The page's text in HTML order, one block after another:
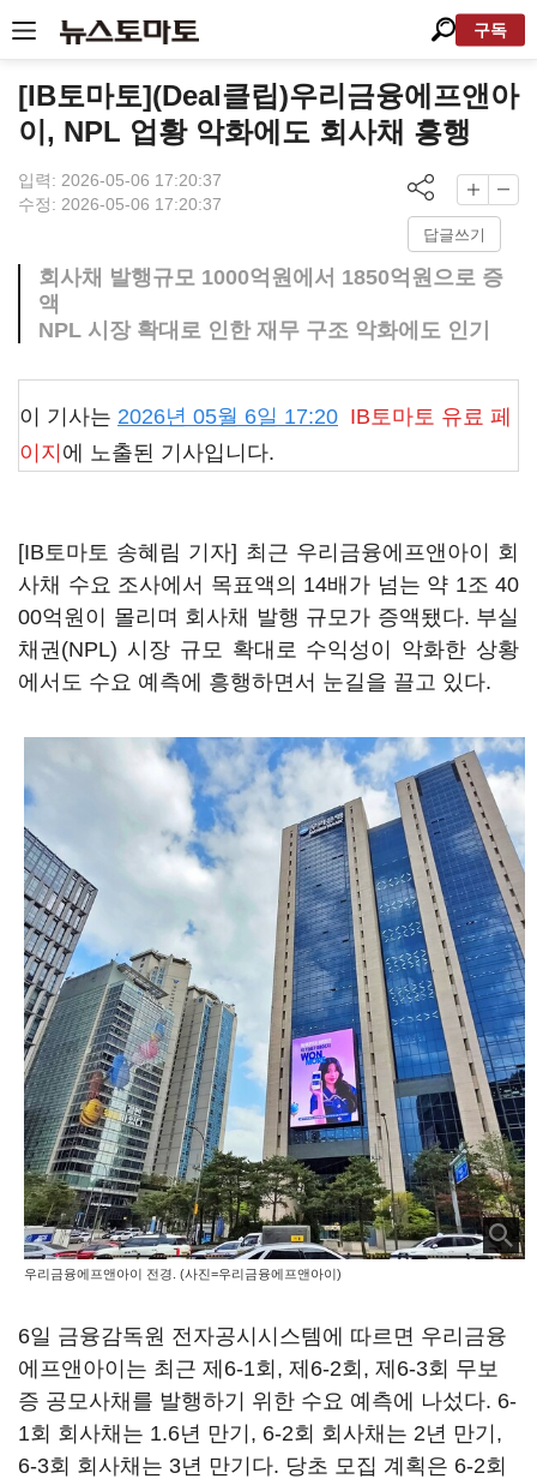
구독
[IB토마토](Deal클립)우리금융에프앤아
이, NPL 업황 악화에도 회사채 흥행
입력: 2026-05-06 17:20:37
수정: 2026-05-06 17:20:37
답글쓰기
회사채 발행규모 1000억원에서 1850억원으로 증
액
NPL 시장 확대로 인한 재무 구조 악화에도 인기
이 기사는 2026년 05월 6일 17:20 IB토마토 유료 페
이지 에 노출된 기사입니다.
[IB토마토 송혜림 기자] 최근 우리금융에프앤아이 회
사채 수요 조사에서 목표액의 14배가 넘는 약 1조 40
00억원이 몰리며 회사채 발행 규모가 증액됐다. 부실
채권(NPL) 시장 규모 확대로 수익성이 악화한 상황
에서도 수요 예측에 흥행하면서 눈길을 끌고 있다.
우리금융에프앤아이 전경. (사진=우리금융에프앤아이)
6일 금융감독원 전자공시시스템에 따르면 우리금융
에프앤아이는 최근 제6-1회, 제6-2회, 제6-3회 무보
증 공모사채를 발행하기 위한 수요 예측에 나섰다. 6-
1회 회사채는 1.6년 만기, 6-2회 회사채는 2년 만기,
6-3회 회사채는 3년 만기다. 당초 모집 계획은 6-2회